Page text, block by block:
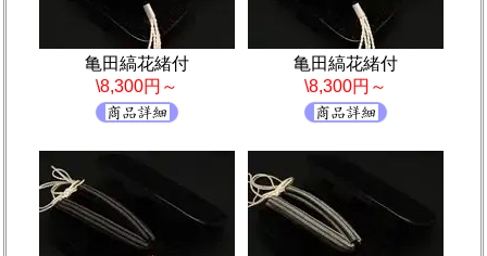
亀田縞花緒付
\8,300円～
亀田縞花緒付
\8,300円～